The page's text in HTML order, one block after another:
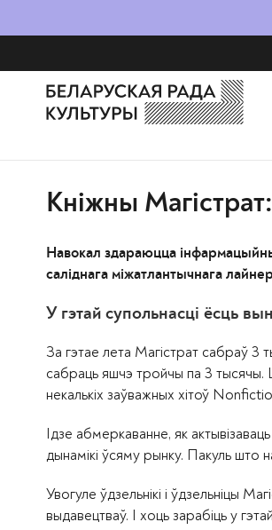
Кніжны
Навокал здараюцца
саліднага міжатлантычнага
У гэтай супольнасці ёсць
За гэтае лета Магістрат сабраў 3
сабраць яшчэ тройчы па 3 тысячы.
некалькіх заўважных хітоў
Ідзе абмеркаванне, як
дынамікі ўсяму рынку. Пакуль што
Увогуле ўдзельнікі і ўдзельніцы
выдавецтваў. І хоць зарабіць у